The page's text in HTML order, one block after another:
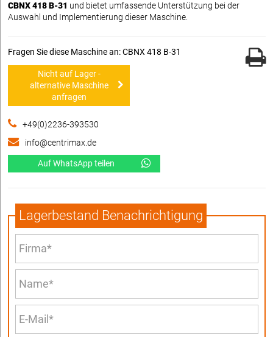
CBNX 418 B-31 und bietet umfassende Unterstützung bei der
Auswahl und Implementierung dieser Maschine.
Fragen Sie diese Maschine an: CBNX 418 B-31
Nicht auf Lager -
alternative Maschine
anfragen
+49(0)2236-393530
info@centrimax.de
Auf WhatsApp teilen
Lagerbestand Benachrichtigung